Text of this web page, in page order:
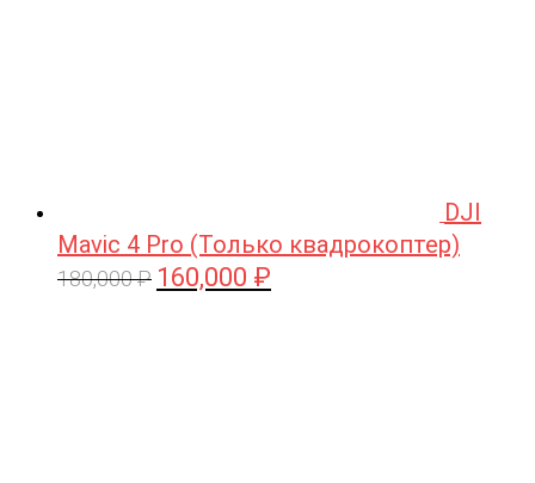
DJI
Mavic 4 Pro (Только квадрокоптер)
180,000₽ Первоначальная
160,000 ₽